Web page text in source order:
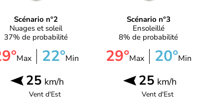
Scénario n°2
Nuages et soleil
37% de probabilité
Max 22°Min
25 km/h
Vent d'Est
Scénario n°3
Ensoleillé
8% de probabilité
29°Max 20°Min
25 km/h
Vent d'Est